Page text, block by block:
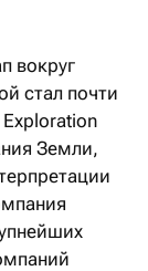
вокруг
стал почти
Земли,